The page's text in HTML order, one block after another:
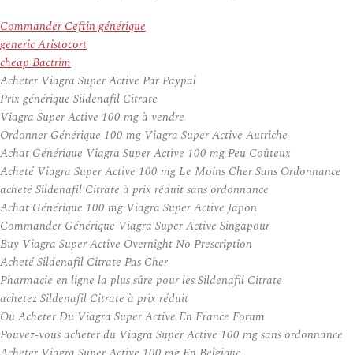
Commander Ceftin générique
generic Aristocort
cheap Bactrim
Acheter Viagra Super Active Par Paypal
Prix générique Sildenafil Citrate
Viagra Super Active 100 mg à vendre
Ordonner Générique 100 mg Viagra Super Active Autriche
Achat Générique Viagra Super Active 100 mg Peu Coûteux
Acheté Viagra Super Active 100 mg Le Moins Cher Sans Ordonnance
acheté Sildenafil Citrate à prix réduit sans ordonnance
Achat Générique 100 mg Viagra Super Active Japon
Commander Générique Viagra Super Active Singapour
Buy Viagra Super Active Overnight No Prescription
Acheté Sildenafil Citrate Pas Cher
Pharmacie en ligne la plus sûre pour les Sildenafil Citrate
achetez Sildenafil Citrate à prix réduit
Ou Acheter Du Viagra Super Active En France Forum
Pouvez-vous acheter du Viagra Super Active 100 mg sans ordonnance